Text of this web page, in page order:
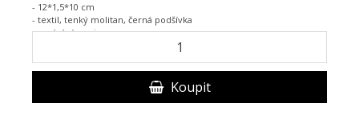
- 12*1,5*10 cm
- textil, tenký molitan, černá podšívka
-zapínání na zip
Koupit